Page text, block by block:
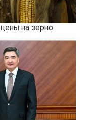
на зерно